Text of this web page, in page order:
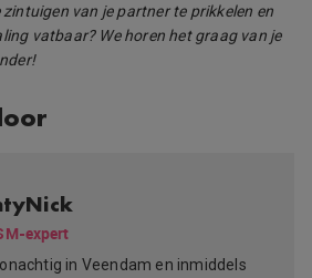
van je partner te prikkelen en
vatbaar? We horen het graag van je
expert
in Veendam en inmiddels